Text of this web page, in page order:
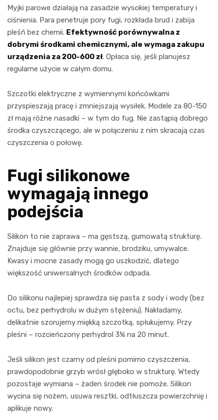
Myjki parowe działają na zasadzie wysokiej temperatury i
ciśnienia. Para penetruje pory fugi, rozkłada brud i zabija
pleśń bez chemii. Efektywność porównywalna z
dobrymi środkami chemicznymi, ale wymaga zakupu
urządzenia za 200-600 zł. Opłaca się, jeśli planujesz
regularne użycie w całym domu.
Szczotki elektryczne z wymiennymi końcówkami
przyspieszają pracę i zmniejszają wysiłek. Modele za 80-150
zł mają różne nasadki – w tym do fug. Nie zastąpią dobrego
środka czyszczącego, ale w połączeniu z nim skracają czas
czyszczenia o połowę.
Fugi silikonowe
wymagają innego
podejścia
Silikon to nie zaprawa – ma gęstszą, gumowatą strukturę.
Znajduje się głównie przy wannie, brodziku, umywalce.
Kwasy i mocne zasady mogą go uszkodzić, dlatego
większość uniwersalnych środków odpada.
Do silikonu najlepiej sprawdza się pasta z sody i wody (bez
octu, bez perhydrolu w dużym stężeniu). Nakładamy,
delikatnie szorujemy miękką szczotką, spłukujemy. Przy
pleśni – rozcieńczony perhydrol 3% na 20 minut.
Jeśli silikon jest czarny od pleśni pomimo czyszczenia,
prawdopodobnie grzyb wrósł głęboko w strukturę. Wtedy
pozostaje wymiana – żaden środek nie pomoże. Silikon
wycina się nożem, usuwa resztki, odtłuszcza powierzchnię i
aplikuje nowy.